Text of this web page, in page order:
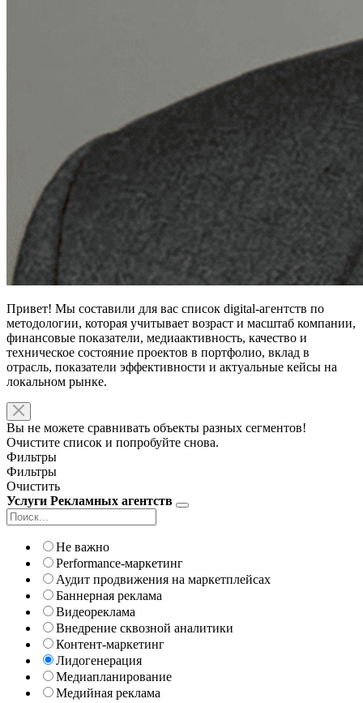
Привет! Мы составили для вас список digital-агентств по
методологии, которая учитывает возраст и масштаб компании,
финансовые показатели, медиаактивность, качество и
техническое состояние проектов в портфолио, вклад в
отрасль, показатели эффективности и актуальные кейсы на
локальном рынке.
Вы не можете сравнивать объекты разных сегментов!
Очистите список и попробуйте снова.
Фильтры
Фильтры
Очистить
Услуги Рекламных агентств
Не важно
Performance-маркетинг
Аудит продвижения на маркетплейсах
Баннерная реклама
Видеореклама
Внедрение сквозной аналитики
Контент-маркетинг
Лидогенерация
Медиапланирование
Медийная реклама